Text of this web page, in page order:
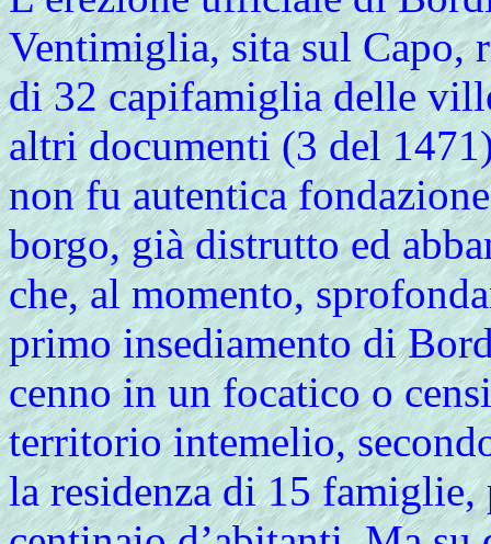
Ventimiglia, sita sul Capo,
di 32 capifamiglia delle
altri documenti (3 del
non fu autentica
borgo, già distrutto ed
che, al momento,
primo insediamento di
cenno in un focatico o
territorio intemelio,
la residenza di 15